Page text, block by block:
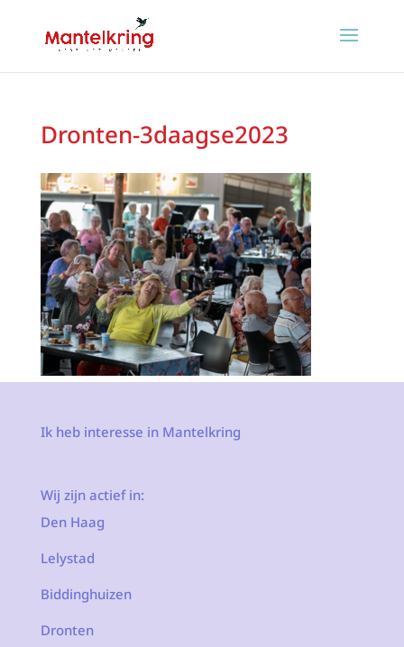
Dronten-3daagse2023
Ik heb interesse in Mantelkring
Wij zijn actief in:
Den Haag
Lelystad
Biddinghuizen
Dronten